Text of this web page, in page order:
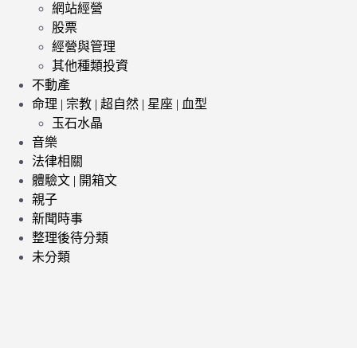
網站經營
股票
經營與管理
其他種類投資
不動產
命理 | 宗教 | 超自然 | 星座 | 血型
玉石水晶
音樂
法律相關
體驗文 | 開箱文
親子
新聞時事
整理後待分類
未分類